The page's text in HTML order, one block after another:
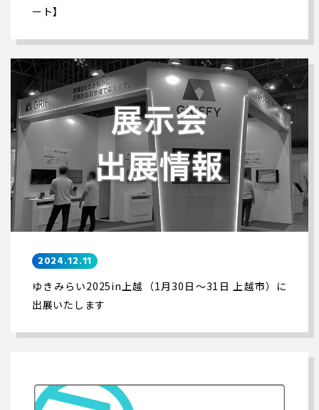
ート】
2024.12.11
ゆきみらい2025in上越（1月30日～31日 上越市）に
出展いたします